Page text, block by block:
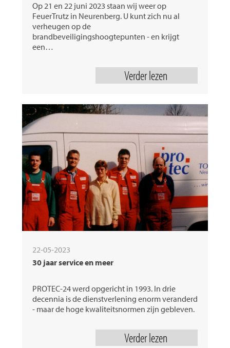
Op 21 en 22 juni 2023 staan wij weer op
FeuerTrutz in Neurenberg. U kunt zich nu al
verheugen op de
brandbeveiligingshoogtepunten - en krijgt
een…
Verder lezen
22-05-2023
30 jaar service en meer
PROTEC-24 werd opgericht in 1993. In drie
decennia is de dienstverlening enorm veranderd
- maar de hoge kwaliteitsnormen zijn gebleven.
Verder lezen